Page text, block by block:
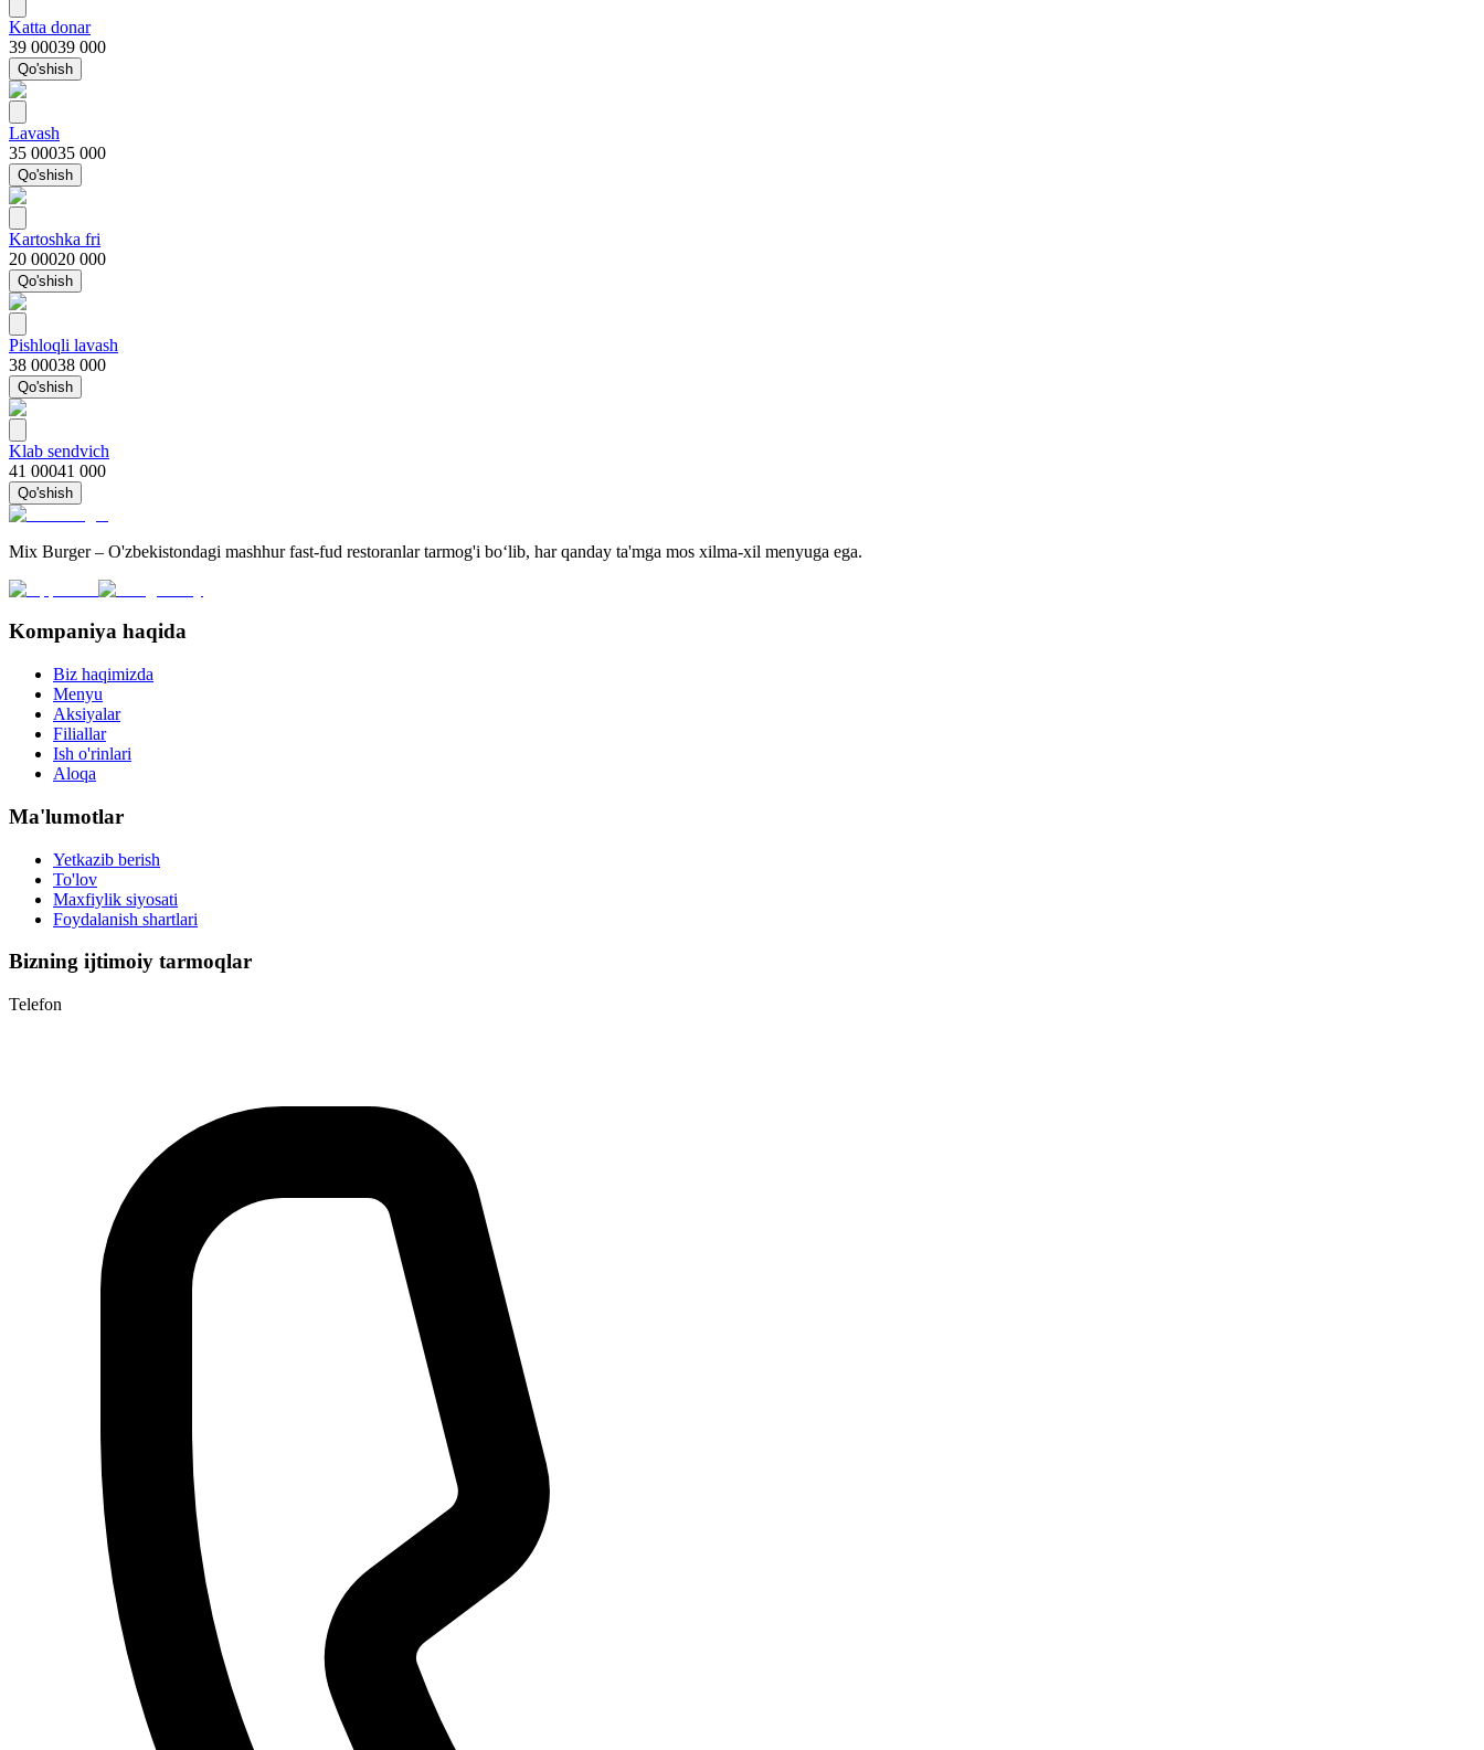
Katta donar
39 00039 000
Qo'shish
Lavash
35 00035 000
Qo'shish
Kartoshka fri
20 00020 000
Qo'shish
Pishloqli lavash
38 00038 000
Qo'shish
Klab sendvich
41 00041 000
Qo'shish
Mix Burger – O'zbekistondagi mashhur fast-fud restoranlar tarmog'i bo‘lib, har qanday ta'mga mos xilma-xil menyuga ega.
Kompaniya haqida
Biz haqimizda
Menyu
Aksiyalar
Filiallar
Ish o'rinlari
Aloqa
Ma'lumotlar
Yetkazib berish
To'lov
Maxfiylik siyosati
Foydalanish shartlari
Bizning ijtimoiy tarmoqlar
Telefon